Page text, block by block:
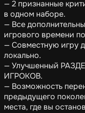
— 2 признанные
в одном наборе.
— Все
игрового времени
— Совместную игру
локально.
— Улучшенный
ИГРОКОВ.
— Возможность
предыдущего
места, где вы